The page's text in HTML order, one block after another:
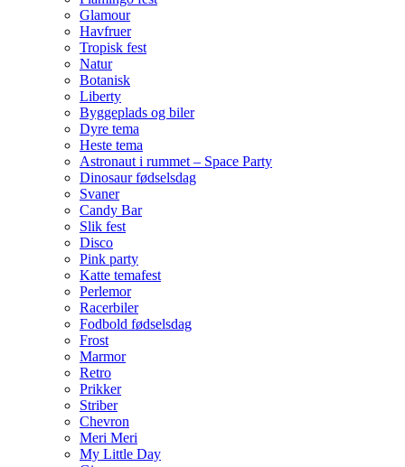
Glamour
Havfruer
Tropisk fest
Natur
Botanisk
Liberty
Byggeplads og biler
Dyre tema
Heste tema
Astronaut i rummet – Space Party
Dinosaur fødselsdag
Svaner
Candy Bar
Slik fest
Disco
Pink party
Katte temafest
Perlemor
Racerbiler
Fodbold fødselsdag
Frost
Marmor
Retro
Prikker
Striber
Chevron
Meri Meri
My Little Day